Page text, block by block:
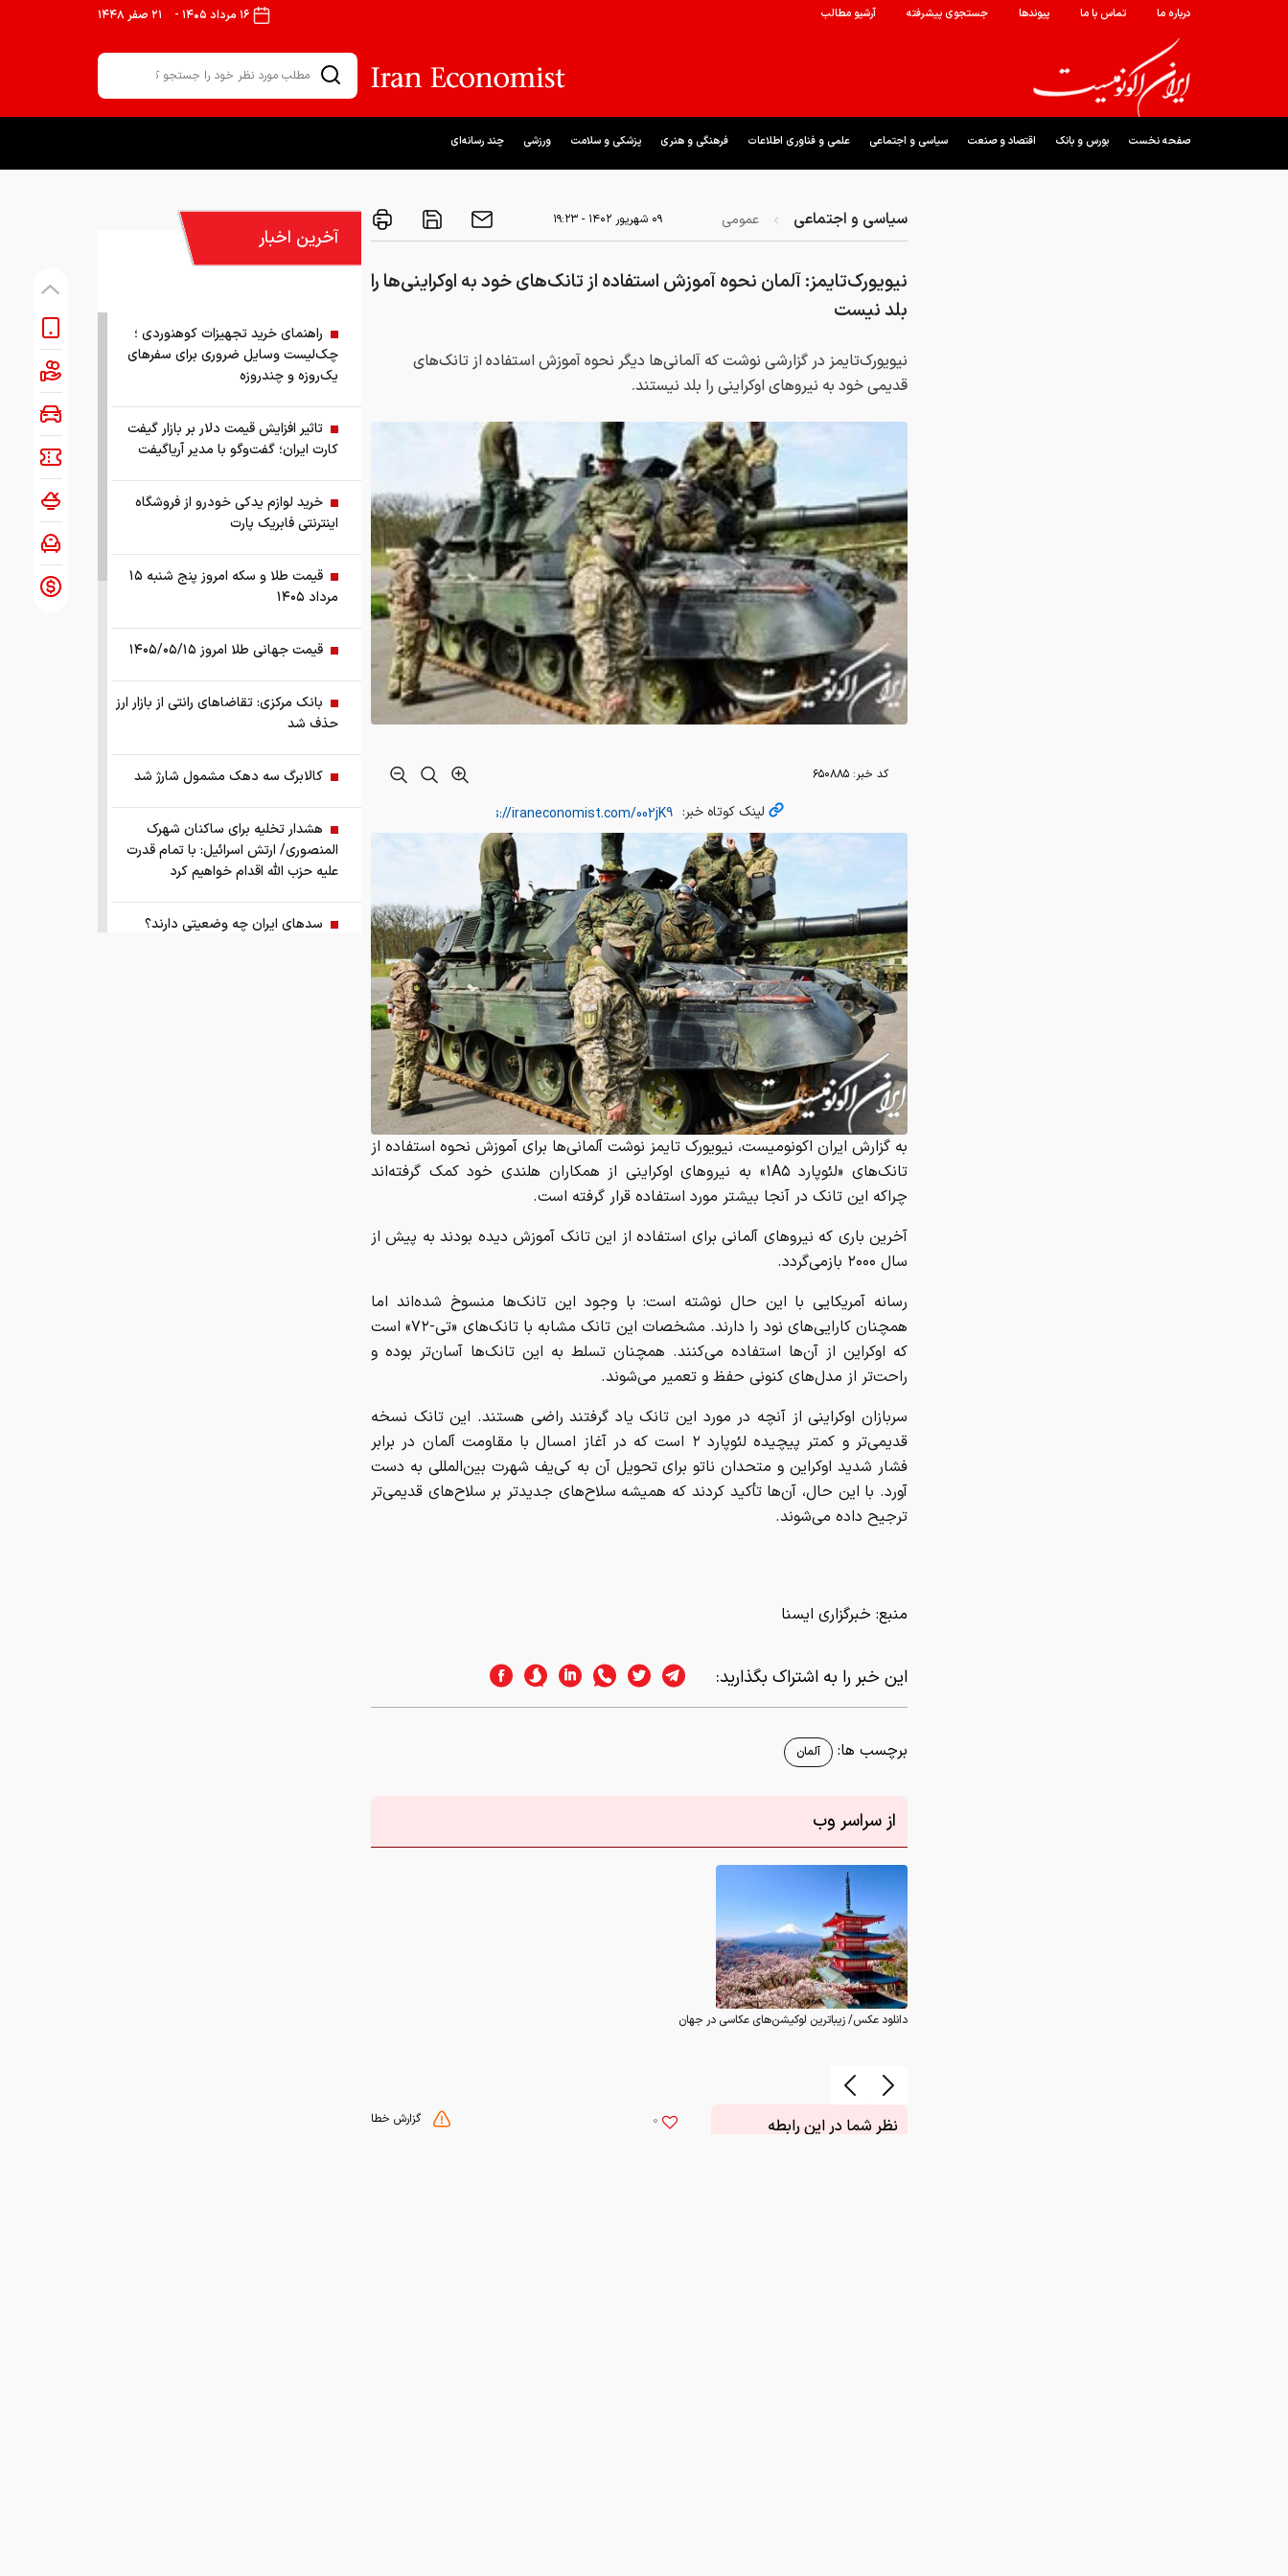
درباره ما تماس با ما پیوندها جستجوی پیشرفته آرشیو مطالب ۱۶ مرداد ۱۴۰۵ - ۲۱ صفر ۱۴۴۸
صفحه نخست بورس و بانک اقتصاد و صنعت سیاسی و اجتماعی علمی و فناوری اطلاعات فرهنگی و هنری پزشکی و سلامت ورزشی چند رسانه‌ای
سیاسی و اجتماعی عمومی ۰۹ شهريور ۱۴۰۲ - ۱۹:۲۳
نیویورک‌تایمز: آلمان نحوه آموزش استفاده از تانک‌های خود به اوکراینی‌ها را
بلد نیست
نیویورک‌تایمز در گزارشی نوشت که آلمانی‌ها دیگر نحوه آموزش استفاده از تانک‌های
قدیمی خود به نیروهای اوکراینی را بلد نیستند.
کد خبر: ۶۵۰۸۸۵
لینک کوتاه خبر:
به گزارش ایران اکونومیست، نیویورک تایمز نوشت آلمانی‌ها برای آموزش نحوه استفاده از
تانک‌های «لئوپارد ۱A۵» به نیروهای اوکراینی از همکاران هلندی خود کمک گرفته‌اند
چراکه این تانک در آنجا بیشتر مورد استفاده قرار گرفته است.
آخرین باری که نیروهای آلمانی برای استفاده از این تانک آموزش دیده بودند به پیش از
سال ۲۰۰۰ بازمی‌گردد.
رسانه آمریکایی با این حال نوشته است: با وجود این تانک‌ها منسوخ شده‌اند اما
همچنان کارایی‌های نود را دارند. مشخصات این تانک مشابه با تانک‌های «تی-۷۲» است
که اوکراین از آن‌ها استفاده می‌کنند. همچنان تسلط به این تانک‌ها آسان‌تر بوده و
راحت‌تر از مدل‌های کنونی حفظ و تعمیر می‌شوند.
سربازان اوکراینی از آنچه در مورد این تانک یاد گرفتند راضی هستند. این تانک نسخه
قدیمی‌تر و کمتر پیچیده لئوپارد ۲ است که در آغاز امسال با مقاومت آلمان در برابر
فشار شدید اوکراین و متحدان ناتو برای تحویل آن به کی‌یف شهرت بین‌المللی به دست
آورد. با این حال، آن‌ها تأکید کردند که همیشه سلاح‌های جدیدتر بر سلاح‌های قدیمی‌تر
ترجیح داده می‌شوند.
منبع: خبرگزاری ایسنا
این خبر را به اشتراک بگذارید:
برچسب ها: آلمان
از سراسر وب
دانلود عکس/ زیباترین لوکیشن‌های عکاسی در جهان
گزارش خطا 0
نظر شما در این رابطه
آخرین اخبار
راهنمای خرید تجهیزات کوهنوردی ؛
چک‌لیست وسایل ضروری برای سفرهای
یک‌روزه و چندروزه
تاثیر افزایش قیمت دلار بر بازار گیفت
کارت ایران؛ گفت‌وگو با مدیر آریاگیفت
خرید لوازم یدکی خودرو از فروشگاه
اینترنتی فابریک پارت
قیمت طلا و سکه امروز پنج شنبه ۱۵
مرداد ۱۴۰۵
قیمت جهانی طلا امروز ۱۴۰۵/۰۵/۱۵
بانک مرکزی: تقاضا‌های رانتی از بازار ارز
حذف شد
کالابرگ سه دهک مشمول شارژ شد
هشدار تخلیه برای ساکنان شهرک
المنصوری/ ارتش اسرائیل: با تمام قدرت
علیه حزب الله اقدام خواهیم کرد
سد‌های ایران چه وضعیتی دارند؟